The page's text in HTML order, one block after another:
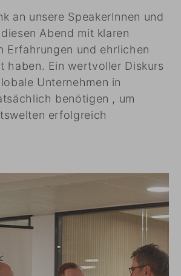
an unsere SpeakerInnen und
Abend mit klaren
Erfahrungen und ehrlichen
haben. Ein wertvoller Diskurs
Unternehmen in
benötigen , um
erfolgreich